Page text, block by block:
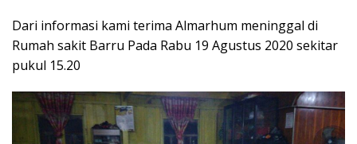
Dari informasi kami terima Almarhum meninggal di
Rumah sakit Barru Pada Rabu 19 Agustus 2020 sekitar
pukul 15.20